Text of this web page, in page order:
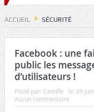
ACCUEIL SÉCURITÉ
Facebook : une
public les
d’utilisateurs !
Posté par: Camille le: 09
Aucun commentaire